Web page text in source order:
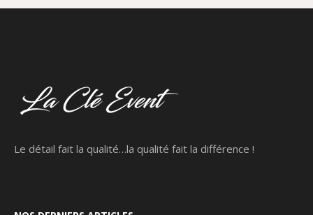
Le détail fait la qualité…la qualité fait la différence !